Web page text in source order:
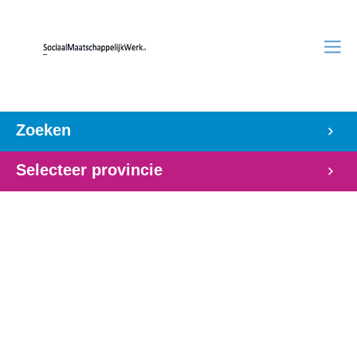
Zoeken
Selecteer provincie